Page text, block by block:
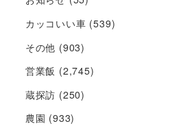
カッコいい車 (539)
その他 (903)
営業飯 (2,745)
蔵探訪 (250)
農園 (933)